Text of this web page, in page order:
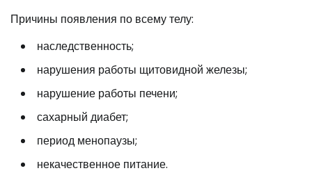
Причины появления по всему телу:
наследственность;
нарушения работы щитовидной железы;
нарушение работы печени;
сахарный диабет;
период менопаузы;
некачественное питание.